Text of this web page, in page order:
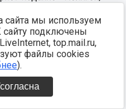
мы используем
сайту подключены
top.mail.ru,
файлы cookies
).